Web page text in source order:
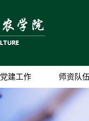
党建工作 师资队